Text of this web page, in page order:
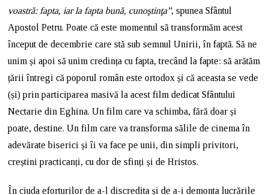
voastră: fapta, iar la fapta bună, cunoştinţa”, spunea Sfântul
Apostol Petru. Poate că este momentul să transformăm acest
început de decembrie care stă sub semnul Unirii, în faptă. Să ne
unim și apoi să unim credința cu fapta, trecând la fapte: să arătăm
țării întregi că poporul român este ortodox și că aceasta se vede
(și) prin participarea masivă la acest film dedicat Sfântului
Nectarie din Eghina. Un film care va schimba, fără doar și
poate, destine. Un film care va transforma sălile de cinema în
adevărate biserici și îi va face pe unii, din simpli privitori,
creștini practicanți, cu dor de sfinți și de Hristos.
În ciuda eforturilor de a-l discredita și de a-i demonta lucrările